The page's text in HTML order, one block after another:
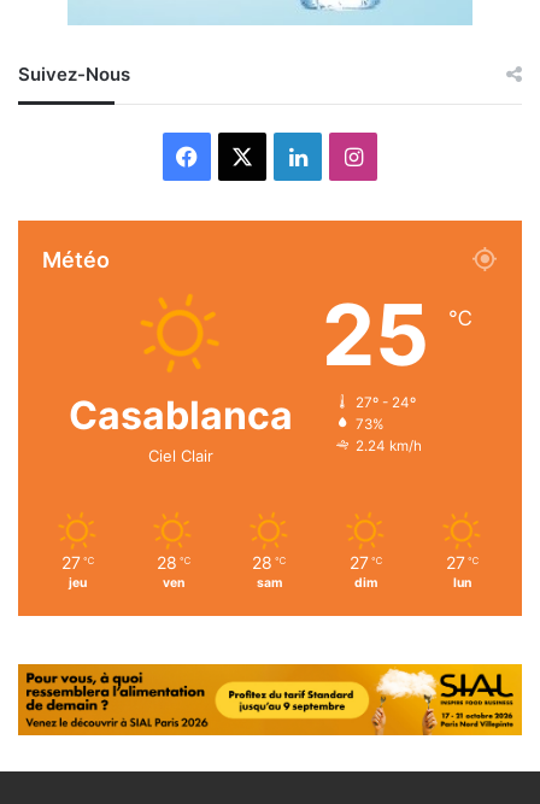
Suivez-Nous
Facebook LinkedinInstagram
Météo
Casablanca
Ciel Clair
25 ℃
27º - 24º
73%
2.24 km/h
27 ℃
jeu
28 ℃
ven
28 ℃
sam
27 ℃
dim
27 ℃
lun